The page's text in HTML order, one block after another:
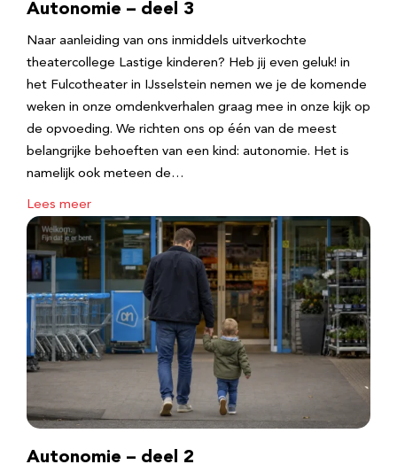
Autonomie – deel 3
Naar aanleiding van ons inmiddels uitverkochte
theatercollege Lastige kinderen? Heb jij even geluk! in
het Fulcotheater in IJsselstein nemen we je de komende
weken in onze omdenkverhalen graag mee in onze kijk op
de opvoeding. We richten ons op één van de meest
belangrijke behoeften van een kind: autonomie. Het is
namelijk ook meteen de…
Lees meer
Autonomie – deel 2